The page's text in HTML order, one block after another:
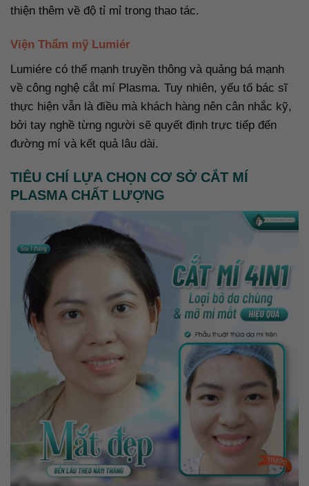
thiện thêm về độ tỉ mỉ trong thao tác.
Viện Thẩm mỹ Lumiér
Lumiére có thế mạnh truyền thông và quảng bá mạnh
về công nghệ cắt mí Plasma. Tuy nhiên, yếu tố bác sĩ
thực hiện vẫn là điều mà khách hàng nên cân nhắc kỹ,
bởi tay nghề từng người sẽ quyết định trực tiếp đến
đường mí và kết quả lâu dài.
TIÊU CHÍ LỰA CHỌN CƠ SỞ CẮT MÍ
PLASMA CHẤT LƯỢNG